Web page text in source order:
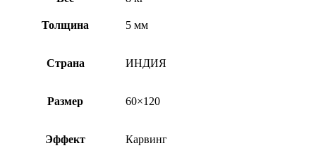
Толщина 5 мм
Страна ИНДИЯ
Размер 60×120
Эффект Карвинг